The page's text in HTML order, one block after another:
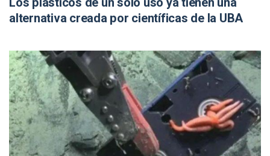
alternativa creada por científicas de la UBA